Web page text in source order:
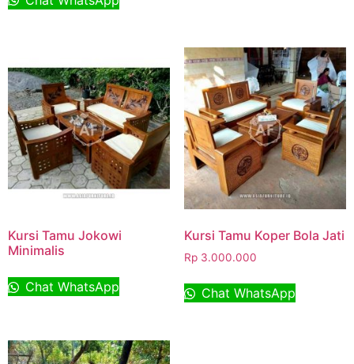
Kursi Tamu Jokowi
Minimalis
Chat WhatsApp
Kursi Tamu Koper Bola Jati
Rp3.000.000
Chat WhatsApp